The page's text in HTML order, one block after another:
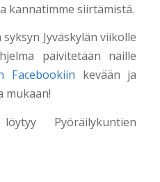
kannatimme siirtämistä.
Jyväskylän viikolle
päivitetään näille
Facebookiin kevään ja
mukaan!
Pyöräilykuntien